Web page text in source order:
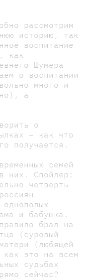
рассмотрим
историю, так
воспитание
как
Шумера
о воспитании
много и
а
о
– как что
получается.
семей
них. Спойлер:
четверть
и бабушка.
брал на
(суровый
(любящей
это на всем
судьбах
сейчас?